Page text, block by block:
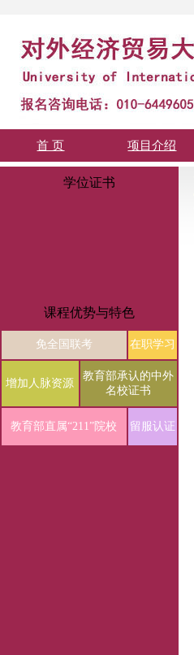
首 页 项目介绍
学位证书
课程优势与特色
免全国联考 在职学习
增加人脉资源
教育部承认的中外
名校证书
教育部直属“211”院校 留服认证